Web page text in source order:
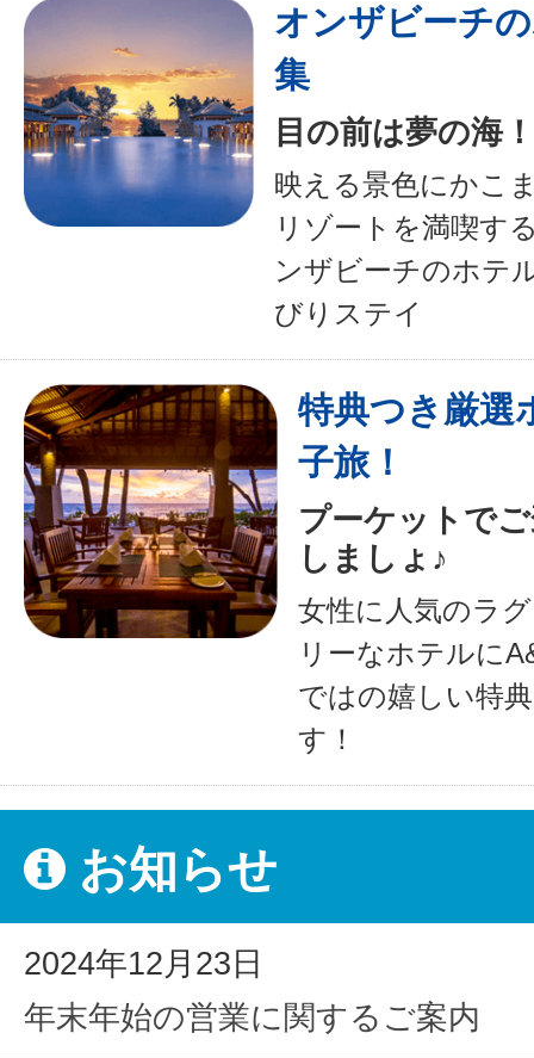
オンザビーチ
集
目の前は夢の海
映える景色にかこ
リゾートを満喫す
ンザビーチのホテ
びりステイ
特典つき厳選
子旅！
プーケットで
しましょ♪
女性に人気のラ
リーなホテルに
ではの嬉しい特
す！
お知らせ
2024年12月23日
年末年始の営業に関するご案内